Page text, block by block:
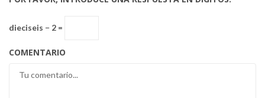
dieciseis − 2 =
COMENTARIO